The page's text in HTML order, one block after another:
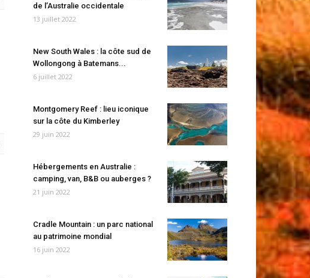
de l’Australie occidentale
13 juillet 2022
New South Wales : la côte sud de
Wollongong à Batemans...
6 juillet 2022
Montgomery Reef : lieu iconique
sur la côte du Kimberley
29 juin 2022
Hébergements en Australie :
camping, van, B&B ou auberges ?
21 juin 2022
Cradle Mountain : un parc national
au patrimoine mondial
16 juin 2022